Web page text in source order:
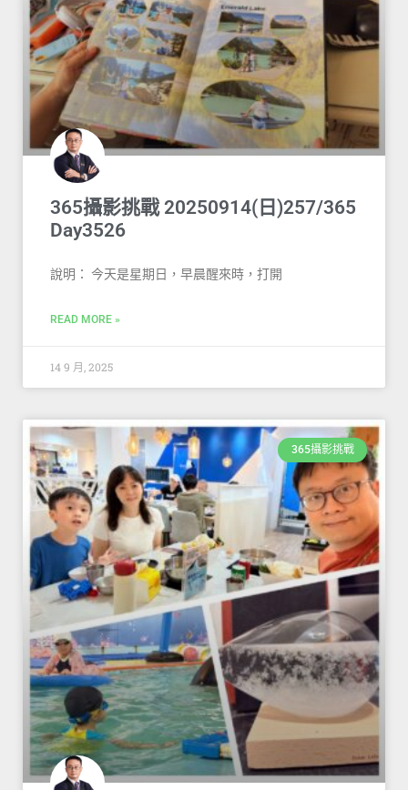
365攝影挑戰 20250914(日)257/365
Day3526
說明： 今天是星期日，早晨醒來時，打開
READ MORE »
14 9 月, 2025
365攝影挑戰